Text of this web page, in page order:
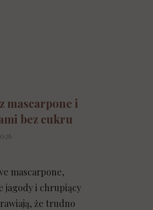
mascarpone i
bez cukru
mascarpone,
jagody i chrupiący
że trudno